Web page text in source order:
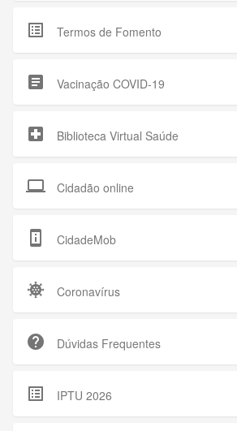
list_alt Termos de Fomento
article Vacinação COVID-19
local_hospital Biblioteca Virtual Saúde
computer Cidadão online
perm_device_information CidadeMob
coronavirus Coronavírus
help Dúvidas Frequentes
list_alt IPTU 2026